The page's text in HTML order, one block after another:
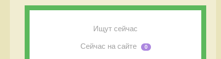
Ищут сейчас
Сейчас на сайте 0